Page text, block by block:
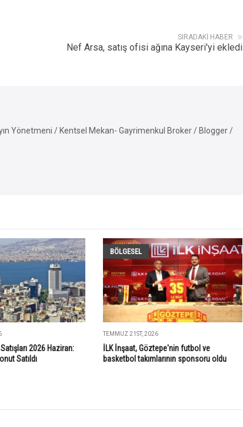
SIRADAKI HABER
Nef Arsa, satış ofisi ağına Kayseri'yi ekledi
Yönetmeni / Kentsel Mekan- Gayrimenkul Broker / Blogger /
2026 Haziran:
Satıldı
BÖLGESEL
TEMMUZ 21ST, 2026
İLK İnşaat, Göztepe'nin futbol ve
basketbol takımlarının sponsoru oldu